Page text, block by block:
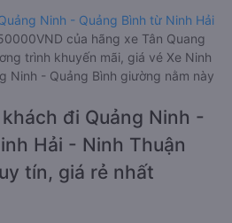
Ninh - Quảng Bình từ Ninh Hải
của hãng xe Tân Quang
trình khuyến mãi, giá vé Xe Ninh
Ninh - Quảng Bình giường nằm này
khách đi Quảng Ninh -
Hải - Ninh Thuận
tín, giá rẻ nhất